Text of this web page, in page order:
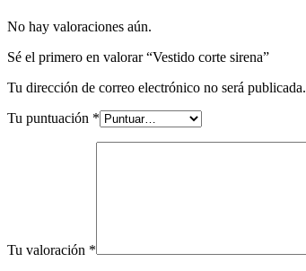
No hay valoraciones aún.
Sé el primero en valorar “Vestido corte sirena”
Tu dirección de correo electrónico no será publicada.
Tu puntuación *
Tu valoración *